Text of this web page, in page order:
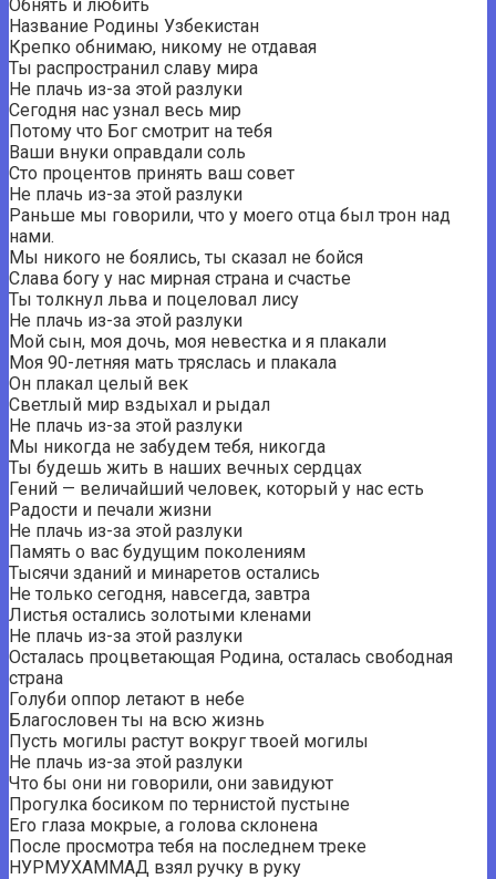
Обнять и любить
Название Родины Узбекистан
Крепко обнимаю, никому не отдавая
Ты распространил славу мира
Не плачь из-за этой разлуки
Сегодня нас узнал весь мир
Потому что Бог смотрит на тебя
Ваши внуки оправдали соль
Сто процентов принять ваш совет
Не плачь из-за этой разлуки
Раньше мы говорили, что у моего отца был трон над
нами.
Мы никого не боялись, ты сказал не бойся
Слава богу у нас мирная страна и счастье
Ты толкнул льва и поцеловал лису
Не плачь из-за этой разлуки
Мой сын, моя дочь, моя невестка и я плакали
Моя 90-летняя мать тряслась и плакала
Он плакал целый век
Светлый мир вздыхал и рыдал
Не плачь из-за этой разлуки
Мы никогда не забудем тебя, никогда
Ты будешь жить в наших вечных сердцах
Гений — величайший человек, который у нас есть
Радости и печали жизни
Не плачь из-за этой разлуки
Память о вас будущим поколениям
Тысячи зданий и минаретов остались
Не только сегодня, навсегда, завтра
Листья остались золотыми кленами
Не плачь из-за этой разлуки
Осталась процветающая Родина, осталась свободная
страна
Голуби оппор летают в небе
Благословен ты на всю жизнь
Пусть могилы растут вокруг твоей могилы
Не плачь из-за этой разлуки
Что бы они ни говорили, они завидуют
Прогулка босиком по тернистой пустыне
Его глаза мокрые, а голова склонена
После просмотра тебя на последнем треке
НУРМУХАММАД взял ручку в руку